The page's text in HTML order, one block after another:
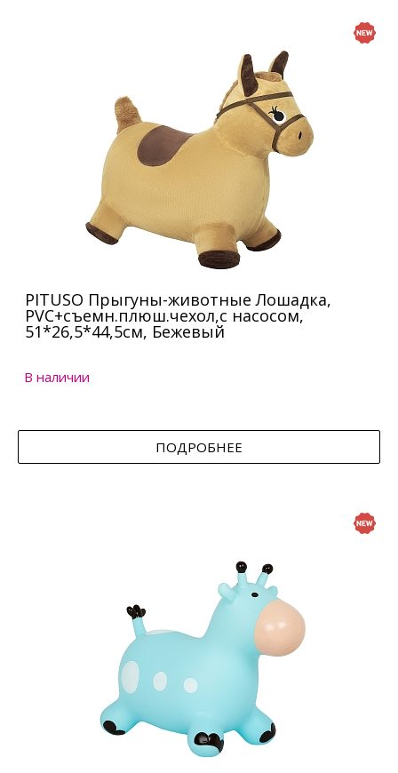
PITUSO Прыгуны-животные Лошадка,
PVC+съемн.плюш.чехол,с насосом,
51*26,5*44,5см, Бежевый
В наличии
ПОДРОБНЕЕ